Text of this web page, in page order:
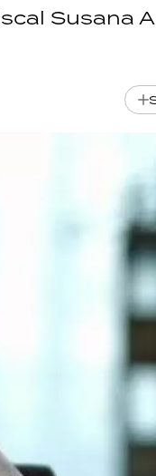
Susana